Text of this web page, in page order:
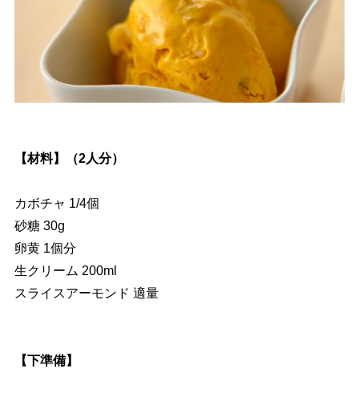
【材料】（2人分）
カボチャ 1/4個
砂糖 30g
卵黄 1個分
生クリーム 200ml
スライスアーモンド 適量
【下準備】